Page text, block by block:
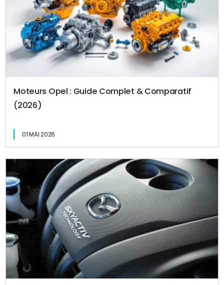
Moteurs Opel : Guide Complet & Comparatif
(2026)
01 MAI 2026